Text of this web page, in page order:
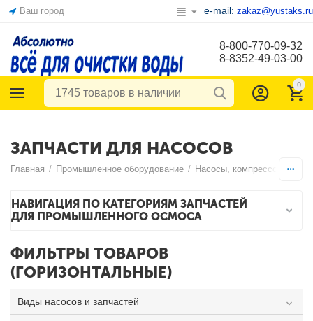
Ваш город e-mail: zakaz@yustaks.ru
8-800-770-09-32
8-8352-49-03-00
0
ЗАПЧАСТИ ДЛЯ НАСОСОВ
Главная / Промышленное оборудование / Насосы, компрессоры,
НАВИГАЦИЯ ПО КАТЕГОРИЯМ ЗАПЧАСТЕЙ
ДЛЯ ПРОМЫШЛЕННОГО ОСМОСА
ФИЛЬТРЫ ТОВАРОВ
(ГОРИЗОНТАЛЬНЫЕ)
Виды насосов и запчастей